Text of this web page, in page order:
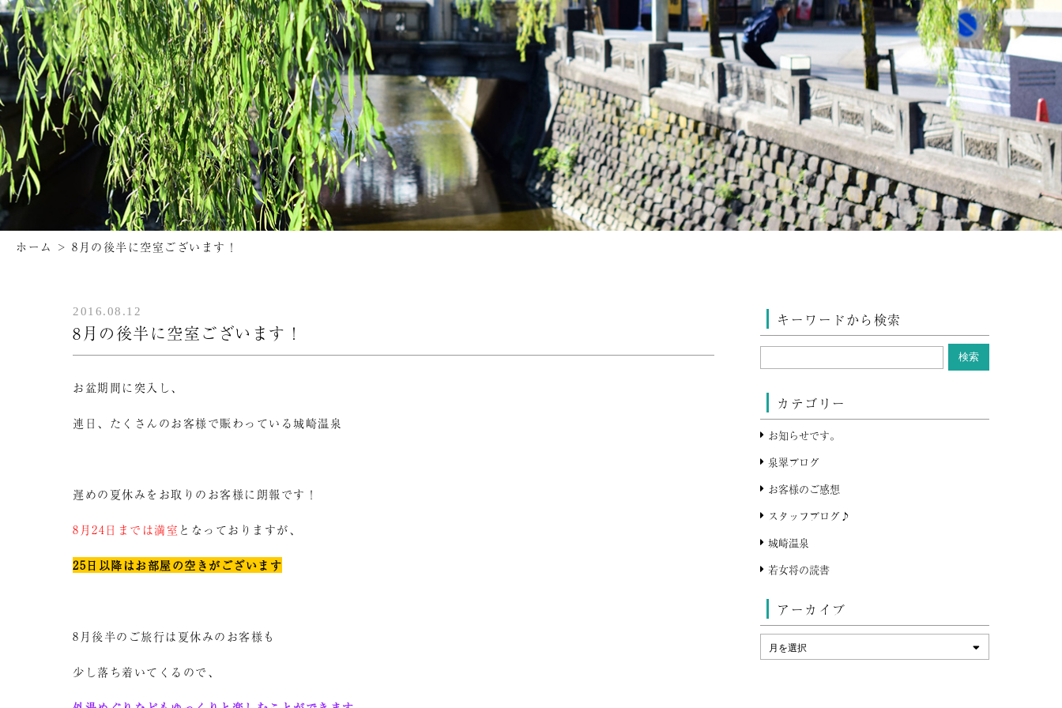
ホーム > 8月の後半に空室ございます！
2016.08.12
8月の後半に空室ございます！
お盆期間に突入し、
連日、たくさんのお客様で賑わっている城崎温泉
遅めの夏休みをお取りのお客様に朗報です！
8月24日までは満室 となっておりますが、
25日以降はお部屋の空きがございます
8月後半のご旅行は夏休みのお客様も
少し落ち着いてくるので、
キーワードから検索
カテゴリー
お知らせです。
泉翠ブログ
お客様のご感想
スタッフブログ♪
城崎温泉
若女将の読書
アーカイブ